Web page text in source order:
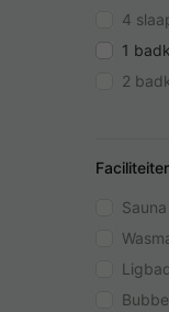
4
1
2
Sauna
Ligbad